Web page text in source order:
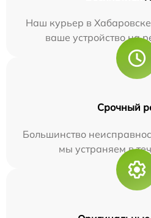
Наш курьер в
ваше устройство на
Срочный
Большинство
мы устраняем в